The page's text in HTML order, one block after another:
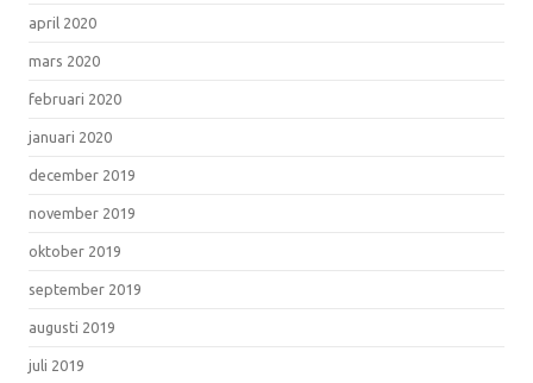
april 2020
mars 2020
februari 2020
januari 2020
december 2019
november 2019
oktober 2019
september 2019
augusti 2019
juli 2019